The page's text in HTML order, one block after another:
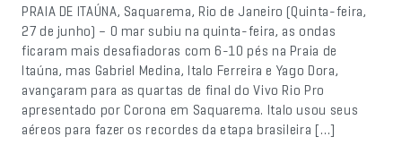
PRAIA DE ITAÚNA, Saquarema, Rio de Janeiro (Quinta-feira,
27 de junho) – O mar subiu na quinta-feira, as ondas
ficaram mais desafiadoras com 6-10 pés na Praia de
Itaúna, mas Gabriel Medina, Italo Ferreira e Yago Dora,
avançaram para as quartas de final do Vivo Rio Pro
apresentado por Corona em Saquarema. Italo usou seus
aéreos para fazer os recordes da etapa brasileira […]